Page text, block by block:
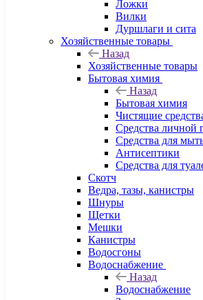
Ложки
Вилки
Дуршлаги и сита
Хозяйственные товары
Назад
Хозяйственные товары
Бытовая химия
Назад
Бытовая химия
Чистящие
Средства личной
Средства для
Антисептики
Средства для
Скотч
Ведра, тазы, канистры
Шнуры
Щетки
Мешки
Канистры
Водосгоны
Водоснабжение
Назад
Водоснабжение